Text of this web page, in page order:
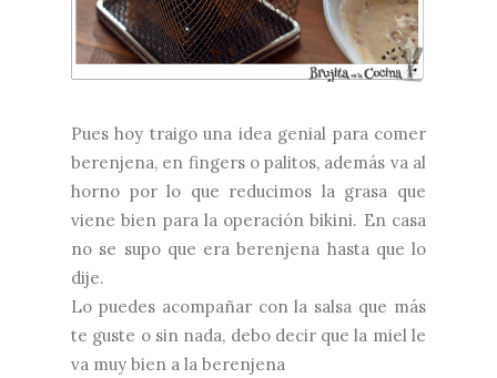
Pues hoy traigo una idea genial para comer
berenjena, en fingers o palitos, además va al
horno por lo que reducimos la grasa que
viene bien para la operación bikini. En casa
no se supo que era berenjena hasta que lo
dije.
Lo puedes acompañar con la salsa que más
te guste o sin nada, debo decir que la miel le
va muy bien a la berenjena